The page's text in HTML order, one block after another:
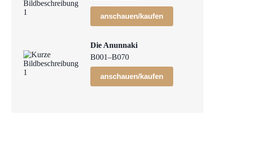
anschauen/kaufen
Die Anunnaki
B001–B070
anschauen/kaufen